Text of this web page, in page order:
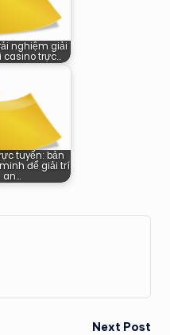
nghiệm giải
casino trực…
tuyến: bản
để giải trí
an…
Next Post